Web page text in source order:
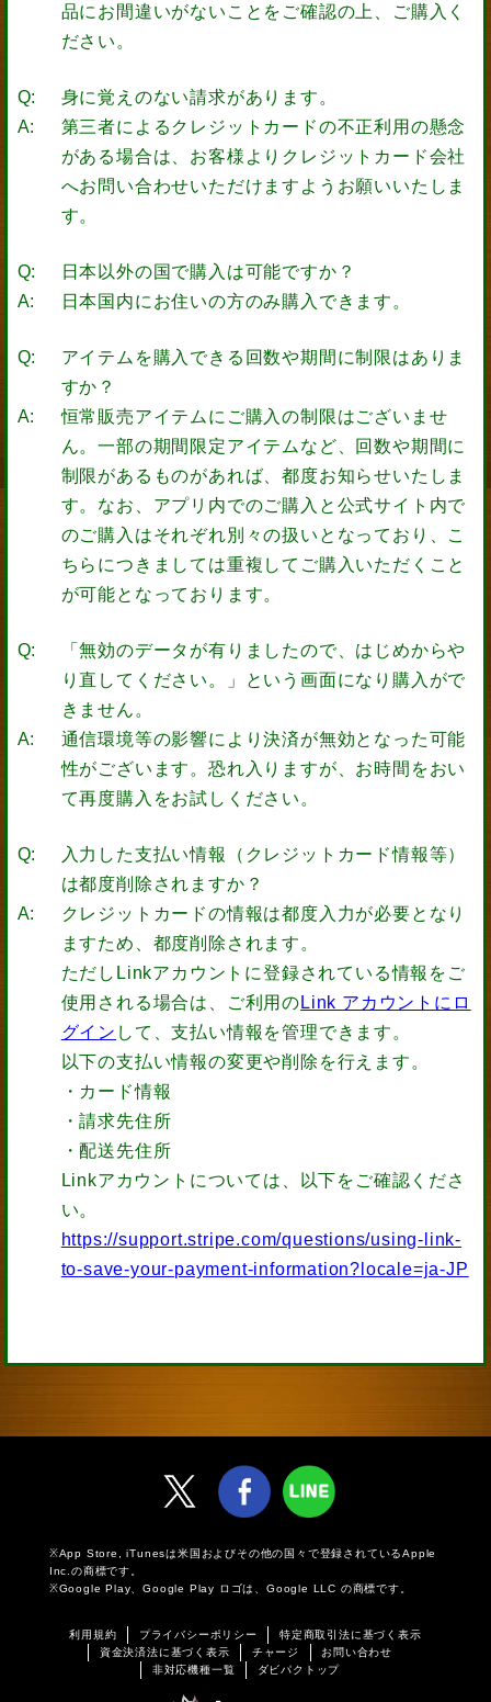
品にお間違いがないことをご確認の上、ご購入く
ださい。
身に覚えのない請求があります。
第三者によるクレジットカードの不正利用の懸念
がある場合は、お客様よりクレジットカード会社
へお問い合わせいただけますようお願いいたしま
す。
日本以外の国で購入は可能ですか？
日本国内にお住いの方のみ購入できます。
アイテムを購入できる回数や期間に制限はありま
すか？
恒常販売アイテムにご購入の制限はございませ
ん。一部の期間限定アイテムなど、回数や期間に
制限があるものがあれば、都度お知らせいたしま
す。なお、アプリ内でのご購入と公式サイト内で
のご購入はそれぞれ別々の扱いとなっており、こ
ちらにつきましては重複してご購入いただくこと
が可能となっております。
「無効のデータが有りましたので、はじめからや
り直してください。」という画面になり購入がで
きません。
通信環境等の影響により決済が無効となった可能
性がございます。恐れ入りますが、お時間をおい
て再度購入をお試しください。
入力した支払い情報（クレジットカード情報等）
は都度削除されますか？
クレジットカードの情報は都度入力が必要となり
ますため、都度削除されます。
ただしLinkアカウントに登録されている情報をご
使用される場合は、ご利用の Link アカウントにロ
グイン して、支払い情報を管理できます。
以下の支払い情報の変更や削除を行えます。
・カード情報
・請求先住所
・配送先住所
Linkアカウントについては、以下をご確認くださ
い。
https://support.stripe.com/questions/using-link-
to-save-your-payment-information?locale=ja-JP
※App Store, iTunesは米国およびその他の国々で登録されているApple
Inc.の商標です。
※Google Play、Google Play ロゴは、Google LLC の商標です。
利用規約 プライバシーポリシー
特定商取引法に基づく表示
資金決済法に基づく表示
チャージ
お問い合わせ
非対応機種一覧
ダビパクトップ